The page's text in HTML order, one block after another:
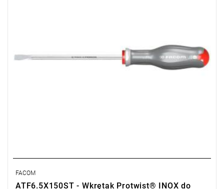
FACOM
ATF6.5X150ST - Wkrętak Protwist® INOX do